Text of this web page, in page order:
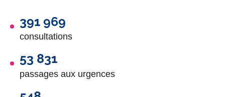
391 969
consultations
53 831
passages aux urgences